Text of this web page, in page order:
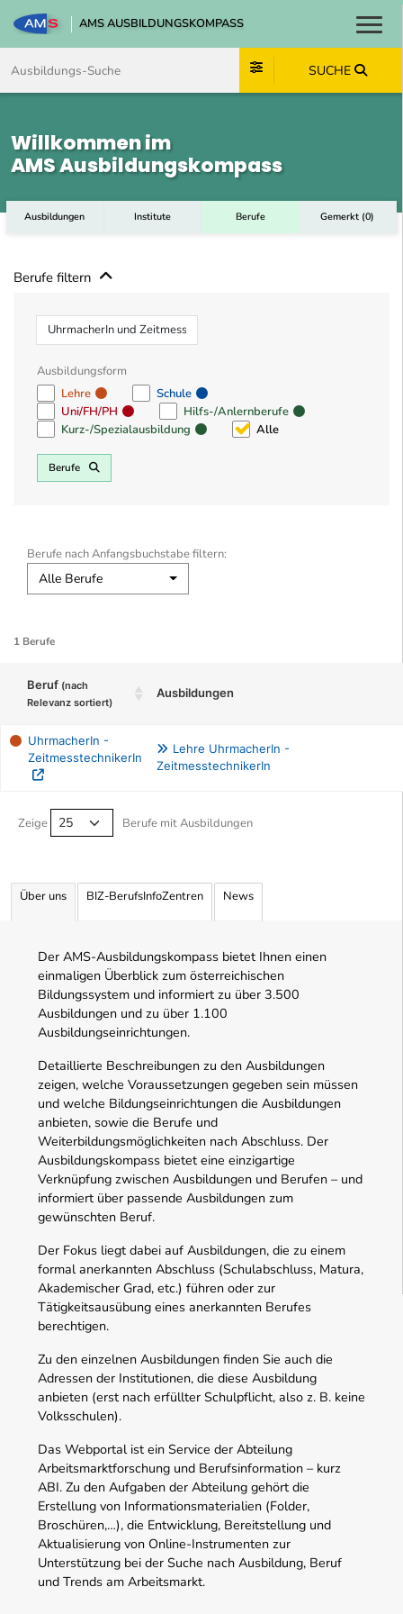
AMS AUSBILDUNGSKOMPASS
SUCHE
Willkommen im
AMS Ausbildungskompass
Ausbildungen Institute Berufe Gemerkt (0)
Berufe filtern
Beruf
Ausbildungsform
Lehre
Schule
Uni/FH/PH
Hilfs-/Anlernberufe
Kurz-/Spezialausbildung
Alle
Berufe
Berufe nach Anfangsbuchstabe filtern:
Alle Berufe
1 Berufe
Beruf (nach
Relevanz sortiert)
Ausbildungen
UhrmacherIn -
ZeitmesstechnikerIn
Lehre UhrmacherIn -
ZeitmesstechnikerIn
Zeige Berufe mit Ausbildungen
Über uns BIZ-BerufsInfoZentren News
Der AMS-Ausbildungskompass bietet Ihnen einen
einmaligen Überblick zum österreichischen
Bildungssystem und informiert zu über 3.500
Ausbildungen und zu über 1.100
Ausbildungseinrichtungen.
Detaillierte Beschreibungen zu den Ausbildungen
zeigen, welche Voraussetzungen gegeben sein müssen
und welche Bildungseinrichtungen die Ausbildungen
anbieten, sowie die Berufe und
Weiterbildungsmöglichkeiten nach Abschluss. Der
Ausbildungskompass bietet eine einzigartige
Verknüpfung zwischen Ausbildungen und Berufen – und
informiert über passende Ausbildungen zum
gewünschten Beruf.
Der Fokus liegt dabei auf Ausbildungen, die zu einem
formal anerkannten Abschluss (Schulabschluss, Matura,
Akademischer Grad, etc.) führen oder zur
Tätigkeitsausübung eines anerkannten Berufes
berechtigen.
Zu den einzelnen Ausbildungen finden Sie auch die
Adressen der Institutionen, die diese Ausbildung
anbieten (erst nach erfüllter Schulpflicht, also z. B. keine
Volksschulen).
Das Webportal ist ein Service der Abteilung
Arbeitsmarktforschung und Berufsinformation – kurz
ABI. Zu den Aufgaben der Abteilung gehört die
Erstellung von Informationsmaterialien (Folder,
Broschüren,…), die Entwicklung, Bereitstellung und
Aktualisierung von Online-Instrumenten zur
Unterstützung bei der Suche nach Ausbildung, Beruf
und Trends am Arbeitsmarkt.